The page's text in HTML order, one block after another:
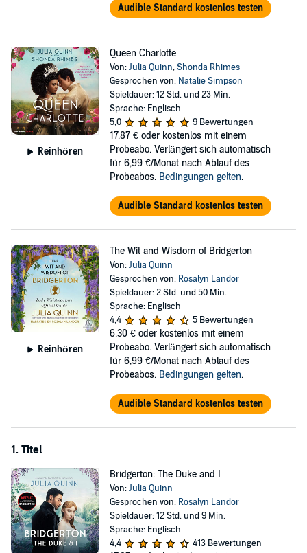
best-selling book series is a must listen for any lover of period
Audible Standard kostenlos testen
Reinhören
Queen Charlotte
Von:Julia Quinn,Shonda Rhimes
Gesprochen von: Natalie Simpson
Spieldauer: 12 Std. und 23 Min.
Sprache: Englisch
5,0
9 Bewertungen
17,87 € oder kostenlos mit einem
Probeabo. Verlängert sich automatisch
für 6,99 €/Monat nach Ablauf des
Probeabos. Bedingungen gelten.
Audible Standard kostenlos testen
Reinhören
The Wit and Wisdom of Bridgerton
Von:Julia Quinn
Gesprochen von: Rosalyn Landor
Spieldauer: 2 Std. und 50 Min.
Sprache: Englisch
4,4
5 Bewertungen
6,30 € oder kostenlos mit einem
Probeabo. Verlängert sich automatisch
für 6,99 €/Monat nach Ablauf des
Probeabos. Bedingungen gelten.
Audible Standard kostenlos testen
1. Titel
Bridgerton: The Duke and I
Von:Julia Quinn
Gesprochen von: Rosalyn Landor
Spieldauer: 12 Std. und 9 Min.
Sprache: Englisch
4,4
413 Bewertungen